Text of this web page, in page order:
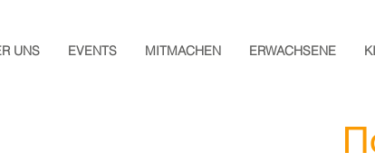
UNS EVENTS MITMACHEN ERWACHSENE